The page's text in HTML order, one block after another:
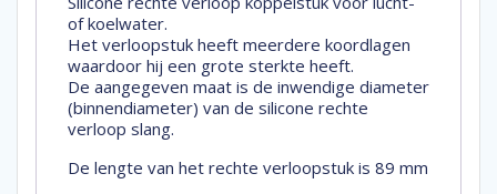
of koelwater.
Het verloopstuk heeft meerdere koordlagen
waardoor hij een grote sterkte heeft.
De aangegeven maat is de inwendige diameter
(binnendiameter) van de silicone rechte
verloop slang.
De lengte van het rechte verloopstuk is 89 mm